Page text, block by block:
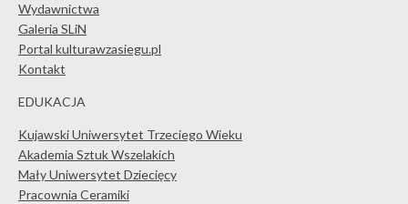
Wydawnictwa
Galeria SLiN
Portal kulturawzasiegu.pl
Kontakt
EDUKACJA
Kujawski Uniwersytet Trzeciego Wieku
Akademia Sztuk Wszelakich
Mały Uniwersytet Dziecięcy
Pracownia Ceramiki